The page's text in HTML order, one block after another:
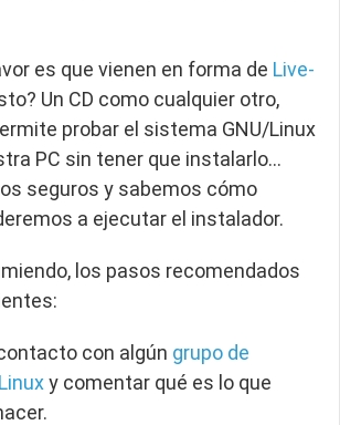
es que vienen en forma de Live-
Un CD como cualquier otro,
probar el sistema GNU/Linux
PC sin tener que instalarlo…
seguros y sabemos cómo
a ejecutar el instalador.
los pasos recomendados
con algún grupo de
y comentar qué es lo que